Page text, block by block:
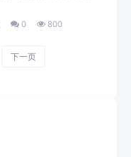
0 800
下一页